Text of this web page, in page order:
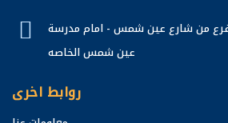
من شارع عين شمس - امام مدرسة
عين شمس الخاصه
روابط اخرى